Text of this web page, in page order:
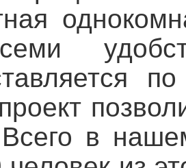
Всего в